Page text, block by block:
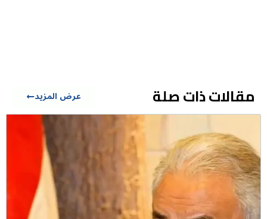
مقالات ذات صلة عرض المزيد